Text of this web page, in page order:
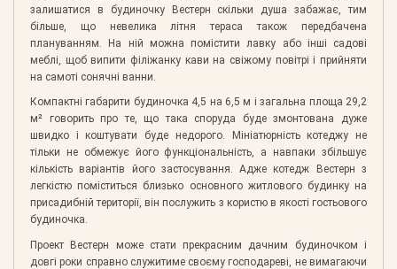
залишатися в будиночку Вестерн скільки душа забажає, тим
більше, що невелика літня тераса також передбачена
плануванням. На ній можна помістити лавку або інші садові
меблі, щоб випити філіжанку кави на свіжому повітрі і прийняти
на самоті сонячні ванни.
Компактні габарити будиночка 4,5 на 6,5 м і загальна площа 29,2
м² говорить про те, що така споруда буде змонтована дуже
швидко і коштувати буде недорого. Мініатюрність котеджу не
тільки не обмежує його функціональність, а навпаки збільшує
кількість варіантів його застосування. Адже котедж Вестерн з
легкістю поміститься близько основного житлового будинку на
присадибній території, він послужить з користю в якості гостьового
будиночка.
Проект Вестерн може стати прекрасним дачним будиночком і
довгі роки справно служитиме своєму господареві, не вимагаючи